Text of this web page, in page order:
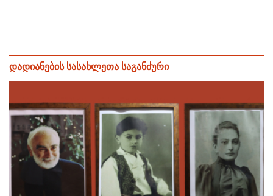
დადიანების სასახლეთა საგანძური